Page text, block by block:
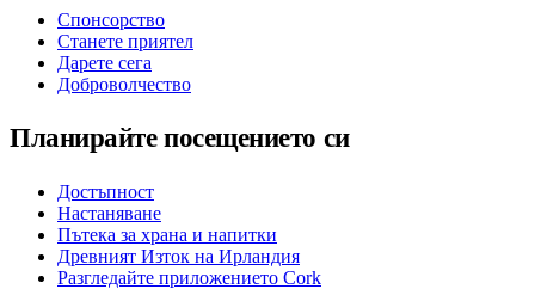
Спонсорство
Станете приятел
Дарете сега
Доброволчество
Планирайте посещението си
Достъпност
Настаняване
Пътека за храна и напитки
Древният Изток на Ирландия
Разгледайте приложението Cork